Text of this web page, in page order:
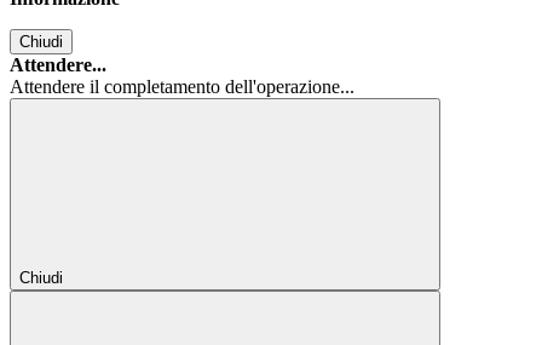
Chiudi
Attendere...
Attendere il completamento dell'operazione...
Chiudi